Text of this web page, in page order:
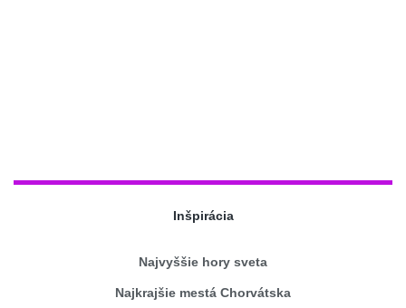
Inšpirácia
Najvyššie hory sveta
Najkrajšie mestá Chorvátska